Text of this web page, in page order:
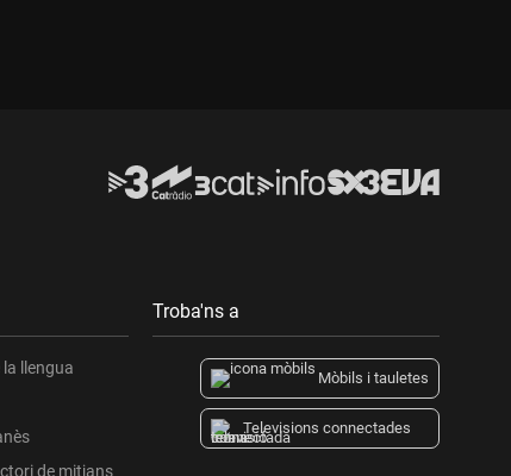
llengua
de mitjans
Troba'ns a
Mòbils i tauletes
Televisions connectades